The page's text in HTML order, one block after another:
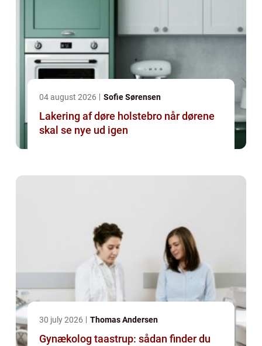
04 august 2026 Sofie Sørensen
Lakering af døre holstebro når dørene
skal se nye ud igen
30 july 2026 Thomas Andersen
Gynækolog taastrup: sådan finder du